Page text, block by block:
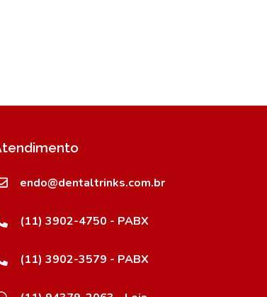
endo@dentaltrinks.com.br
(11) 3902-4750 - PABX
(11) 3902-3579 - PABX